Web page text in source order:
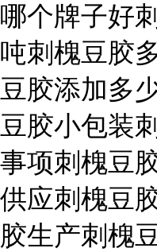
哪个牌子好
吨刺槐豆胶
豆胶添加多
豆胶小包装
事项刺槐豆
供应刺槐豆
胶生产刺槐